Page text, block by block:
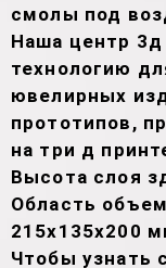
смолы под
Наша центр 3д
технологию
ювелирных
прототипов,
на три д
Высота слоя
Область
215х135х200
Чтобы узнать